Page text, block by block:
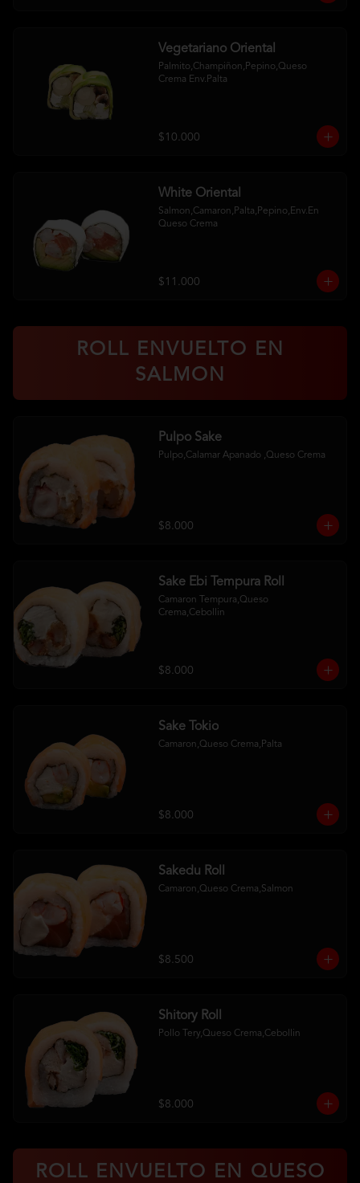
Vegetariano Oriental
Palmito,Champiñon,Pepino,Queso
Crema Env.Palta
$10.000
White Oriental
Salmon,Camaron,Palta,Pepino,Env.En
Queso Crema
$11.000
ROLL ENVUELTO EN
SALMON
Pulpo Sake
Pulpo,Calamar Apanado ,Queso Crema
$8.000
Sake Ebi Tempura Roll
Camaron Tempura,Queso
Crema,Cebollin
$8.000
Sake Tokio
Camaron,Queso Crema,Palta
$8.000
Sakedu Roll
Camaron,Queso Crema,Salmon
$8.500
Shitory Roll
Pollo Tery,Queso Crema,Cebollin
$8.000
ROLL ENVUELTO EN QUESO